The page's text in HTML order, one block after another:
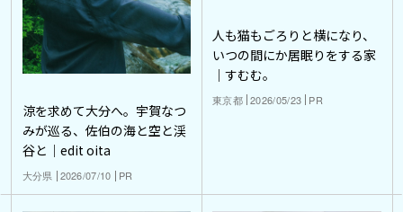
涼を求めて大分へ。宇賀なつ
みが巡る、佐伯の海と空と渓
谷と｜edit oita
大分県 2026/07/10 PR
人も猫もごろりと横になり、
いつの間にか居眠りをする家
｜すむむ。
東京都 2026/05/23 PR